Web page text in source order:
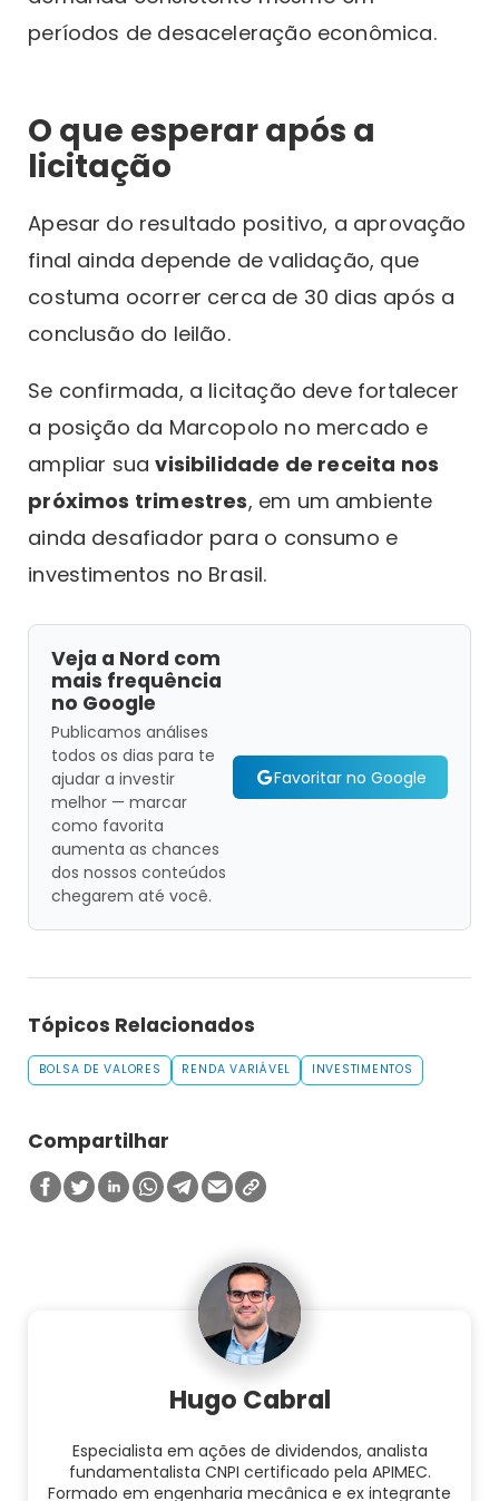
períodos de desaceleração econômica.
O que esperar após a
licitação
Apesar do resultado positivo, a aprovação
final ainda depende de validação, que
costuma ocorrer cerca de 30 dias após a
conclusão do leilão.
Se confirmada, a licitação deve fortalecer
a posição da Marcopolo no mercado e
ampliar suavisibilidade de receita nos
próximos trimestres, em um ambiente
ainda desafiador para o consumo e
investimentos no Brasil.
Veja a Nord com
mais frequência
no Google
Publicamos análises
todos os dias para te
ajudar a investir
melhor — marcar
como favorita
aumenta as chances
dos nossos conteúdos
chegarem até você.
Favoritar no Google
Tópicos Relacionados
BOLSA DE VALORES RENDA VARIÁVEL INVESTIMENTOS
Compartilhar
Hugo Cabral
Especialista em ações de dividendos, analista
fundamentalista CNPI certificado pela APIMEC.
Formado em engenharia mecânica e ex integrante